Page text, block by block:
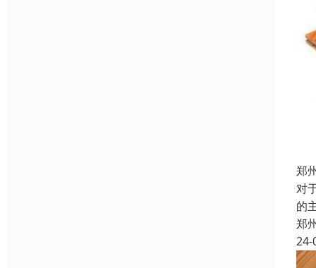
郑
对
的
郑
24-